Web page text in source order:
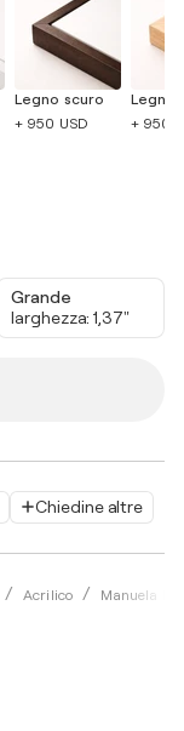
Chiedine altre
Acrilico Manuela
Legno scuro
+ 950 USD
Legno
+ 950
Grande
larghezza: 1,37"